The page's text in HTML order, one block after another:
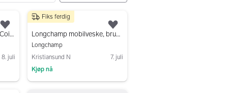
Ny Longchamp Le Pliage Coin Purse
8. juli
Legg til som favoritt.
1 600 kr
Longchamp mobilveske, brukt to ganger!
Longchamp
Kristiansund N
7. juli
Kjøp nå
Fiks ferdig